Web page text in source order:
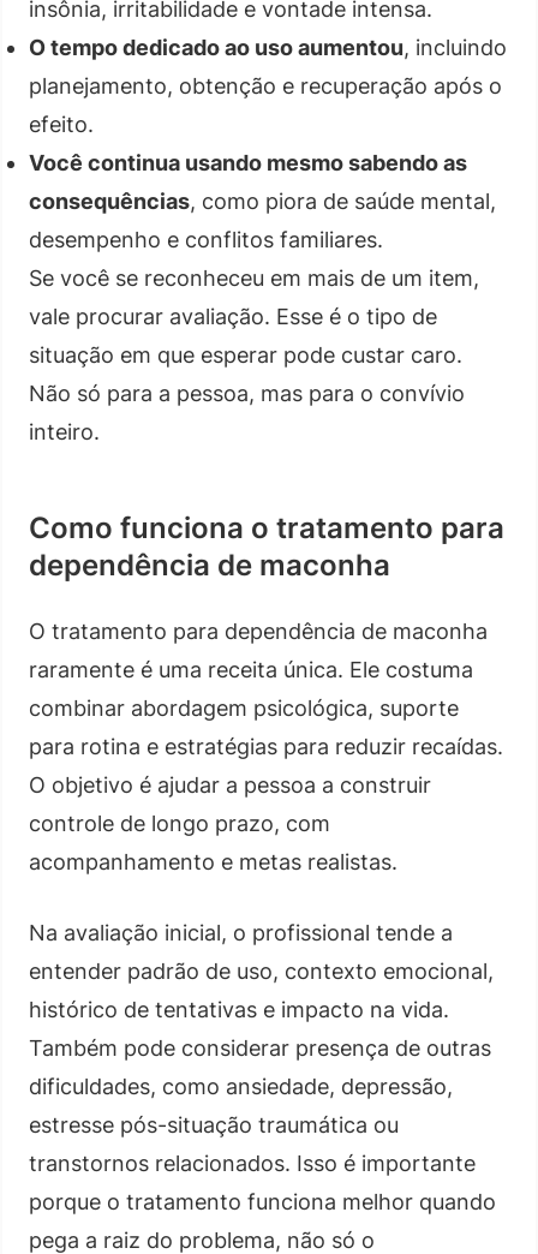
insônia, irritabilidade e vontade intensa.
O tempo dedicado ao uso aumentou, incluindo
planejamento, obtenção e recuperação após o
efeito.
Você continua usando mesmo sabendo as
consequências, como piora de saúde mental,
desempenho e conflitos familiares.
Se você se reconheceu em mais de um item,
vale procurar avaliação. Esse é o tipo de
situação em que esperar pode custar caro.
Não só para a pessoa, mas para o convívio
inteiro.
Como funciona o tratamento para
dependência de maconha
O tratamento para dependência de maconha
raramente é uma receita única. Ele costuma
combinar abordagem psicológica, suporte
para rotina e estratégias para reduzir recaídas.
O objetivo é ajudar a pessoa a construir
controle de longo prazo, com
acompanhamento e metas realistas.
Na avaliação inicial, o profissional tende a
entender padrão de uso, contexto emocional,
histórico de tentativas e impacto na vida.
Também pode considerar presença de outras
dificuldades, como ansiedade, depressão,
estresse pós-situação traumática ou
transtornos relacionados. Isso é importante
porque o tratamento funciona melhor quando
pega a raiz do problema, não só o